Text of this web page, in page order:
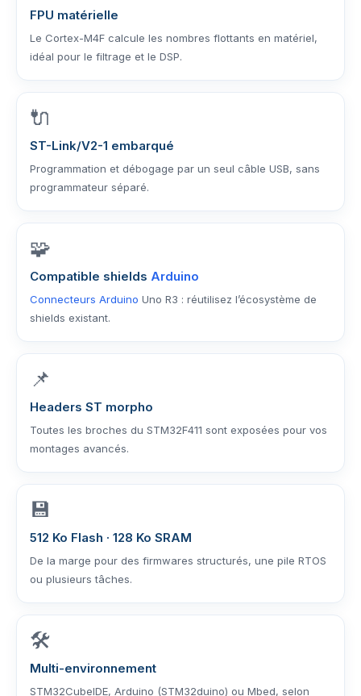
FPU matérielle
Le Cortex-M4F calcule les nombres flottants en matériel,
idéal pour le filtrage et le DSP.
🔌
ST-Link/V2-1 embarqué
Programmation et débogage par un seul câble USB, sans
programmateur séparé.
🧩
Compatible shields Arduino
Connecteurs Arduino Uno R3 : réutilisez l’écosystème de
shields existant.
📌
Headers ST morpho
Toutes les broches du STM32F411 sont exposées pour vos
montages avancés.
💾
512 Ko Flash · 128 Ko SRAM
De la marge pour des firmwares structurés, une pile RTOS
ou plusieurs tâches.
🛠️
Multi-environnement
STM32CubeIDE, Arduino (STM32duino) ou Mbed, selon